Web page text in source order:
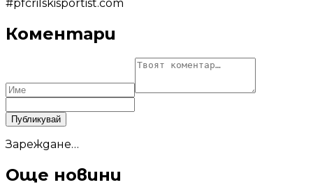
#pfcrilskisportist.com
Коментари
Публикувай
Зареждане…
Още новини